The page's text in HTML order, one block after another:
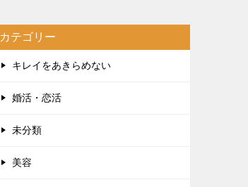
カテゴリー
キレイをあきらめない
婚活・恋活
未分類
美容